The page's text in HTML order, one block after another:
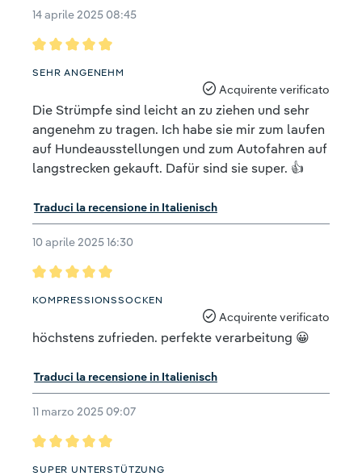
14 aprile 2025 08:45
SEHR ANGENEHM
Acquirente verificato
Die Strümpfe sind leicht an zu ziehen und sehr
angenehm zu tragen. Ich habe sie mir zum laufen
auf Hundeausstellungen und zum Autofahren auf
langstrecken gekauft. Dafür sind sie super. 👍
Traduci la recensione in Italienisch
10 aprile 2025 16:30
KOMPRESSIONSSOCKEN
Acquirente verificato
höchstens zufrieden. perfekte verarbeitung 😀
Traduci la recensione in Italienisch
11 marzo 2025 09:07
Recensione con valutazione di 5 su 5 stelle
SUPER UNTERSTÜTZUNG